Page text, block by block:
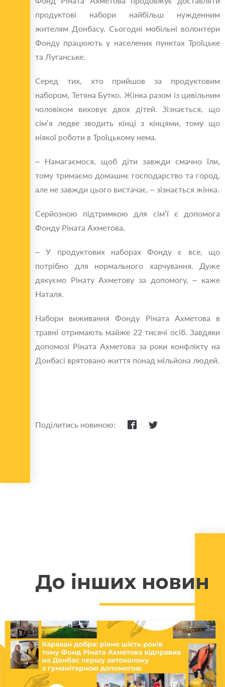
продуктові набори найбільш нужденним
жителям Донбасу. Сьогодні мобільні волонтери
Фонду працюють у населених пунктах Троїцьке
та Луганське.
Серед тих, хто прийшов за продуктовим
набором, Тетяна Бутко. Жінка разом із цивільним
чоловіком виховує двох дітей. Зізнається, що
сім’я ледве зводить кінці з кінцями, тому що
ніякої роботи в Троїцькому нема.
– Намагаємося, щоб діти завжди смачно їли,
тому тримаємо домашнє господарство та город,
але не завжди цього вистачає, – зізнається жінка.
Серйозною підтримкою для сім’ї є допомога
Фонду Ріната Ахметова.
– У продуктових наборах Фонду є все, що
потрібно для нормального харчування. Дуже
дякуємо Рінату Ахметову за допомогу, – каже
Наталя.
Набори виживання Фонду Ріната Ахметова в
травні отримають майже 22 тисячі осіб. Завдяки
допомозі Ріната Ахметова за роки конфлікту на
Донбасі врятовано життя понад мільйона людей.
Поділитись новиною:
До інших новин